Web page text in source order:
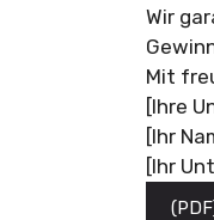
Wir
Mit
[Ihre
[Ihr
[Ihr